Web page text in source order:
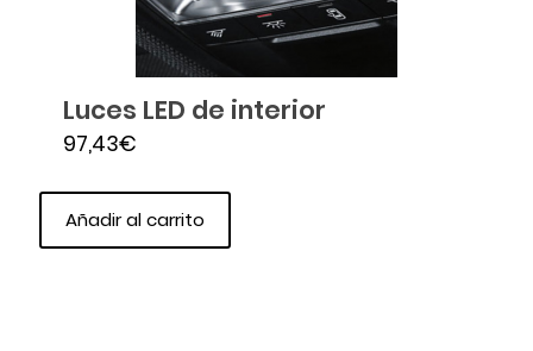
Luces LED de interior
97,43€
Añadir al carrito